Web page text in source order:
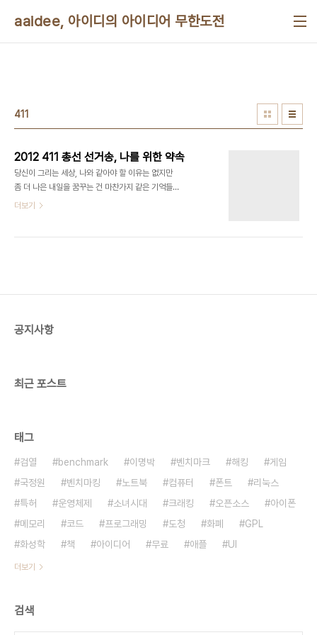
aaidee, 아이디의 아이디어 무한도전
411
2012 411 총선 선거송, 나를 위한 약속
당신이 그리는 세상, 나와 같아야 할 이유는 없지만
좀 더 나은 내일을 꿈꾸는 건 마찬가지 같은 기억들을
안고 어깨 부딪치며 걸어 온 거리 결국 우리는 앞으로
수 있다고. 내가 지켜야할 약속은, 나를 위한 약속이
더보기
공지사항
최근 포스트
태그
검열 benchmark 이명박 벤치마크 해킹
게임
국정원
벤치마킹 노트북 컴퓨터 폰트
리눅스
특허
운영체제 소녀시대 크래킹 오픈소스
아이폰
메모리
코드 프로그래밍 도청 화폐
GPL
화성학
책 아이디어 무료 애플 UI
더보기
검색